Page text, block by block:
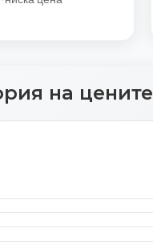
на цените